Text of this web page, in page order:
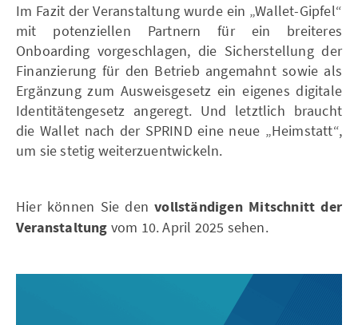
Im Fazit der Veranstaltung wurde ein „Wallet-Gipfel“
mit potenziellen Partnern für ein breiteres
Onboarding vorgeschlagen, die Sicherstellung der
Finanzierung für den Betrieb angemahnt sowie als
Ergänzung zum Ausweisgesetz ein eigenes digitale
Identitätengesetz angeregt. Und letztlich braucht
die Wallet nach der SPRIND eine neue „Heimstatt“,
um sie stetig weiterzuentwickeln.
Hier können Sie denvollständigen Mitschnitt der
Veranstaltung vom 10. April 2025 sehen.